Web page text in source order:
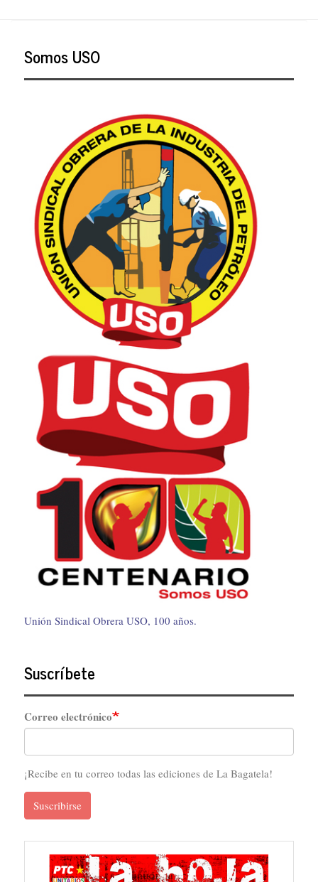
Somos USO
Unión Sindical Obrera USO, 100 años.
Suscríbete
Correo electrónico
¡Recibe en tu correo todas las ediciones de La Bagatela!
Suscribirse